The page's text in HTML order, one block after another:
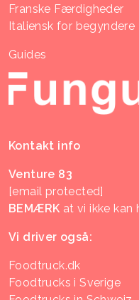
Franske Færdigheder
Italiensk for begyndere
Guides
Kontakt info
Venture 83
[email protected]
BEMÆRK at vi ikke
Vi driver også:
Foodtruck.dk
Foodtrucks i Sverige